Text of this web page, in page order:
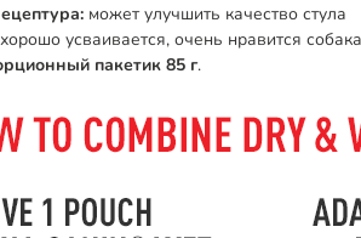
может улучшить качество стула
хорошо усваивается, очень нравится
пакетик 85 г.